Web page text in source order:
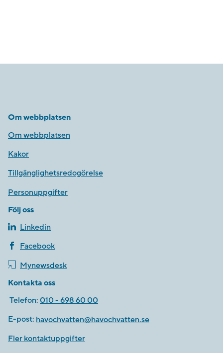
Om webbplatsen
Om webbplatsen
Kakor
Tillgänglighetsredogörelse
Personuppgifter
Följ oss
Linkedin
Facebook
Mynewsdesk
Kontakta oss
Telefon: 010 - 698 60 00
E-post: havochvatten@havochvatten.se
Fler kontaktuppgifter